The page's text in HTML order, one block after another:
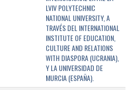
LVIV POLYTECHNIC
NATIONAL UNIVERSITY, A
TRAVÉS DEL INTERNATIONAL
INSTITUTE OF EDUCATION,
CULTURE AND RELATIONS
WITH DIASPORA (UCRANIA),
Y LA UNIVERSIDAD DE
MURCIA (ESPAÑA).